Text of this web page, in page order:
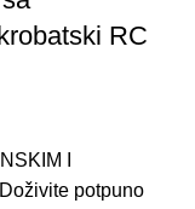
RC
din..
I
potpuno